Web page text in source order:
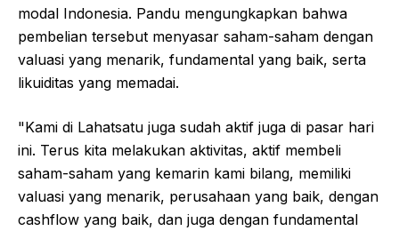
modal Indonesia. Pandu mengungkapkan bahwa
pembelian tersebut menyasar saham-saham dengan
valuasi yang menarik, fundamental yang baik, serta
likuiditas yang memadai.
"Kami di Lahatsatu juga sudah aktif juga di pasar hari
ini. Terus kita melakukan aktivitas, aktif membeli
saham-saham yang kemarin kami bilang, memiliki
valuasi yang menarik, perusahaan yang baik, dengan
cashflow yang baik, dan juga dengan fundamental